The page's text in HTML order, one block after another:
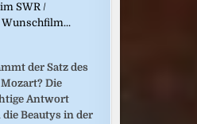
SWR /
der Satz des
Die
Antwort
die Beautys in der